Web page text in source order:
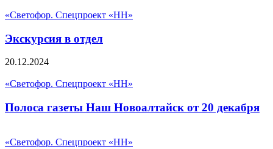
«Светофор. Спецпроект «НН»
Экскурсия в отдел
20.12.2024
«Светофор. Спецпроект «НН»
Полоса газеты Наш Новоалтайск от 20 декабря
«Светофор. Спецпроект «НН»